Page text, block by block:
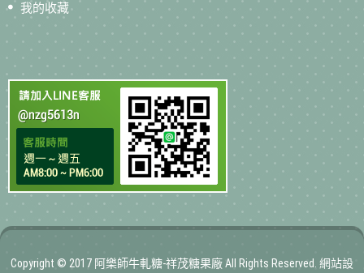
我的收藏
Copyright © 2017 阿樂師牛軋糖-祥茂糖果廠 All Rights Reserved. 網站設